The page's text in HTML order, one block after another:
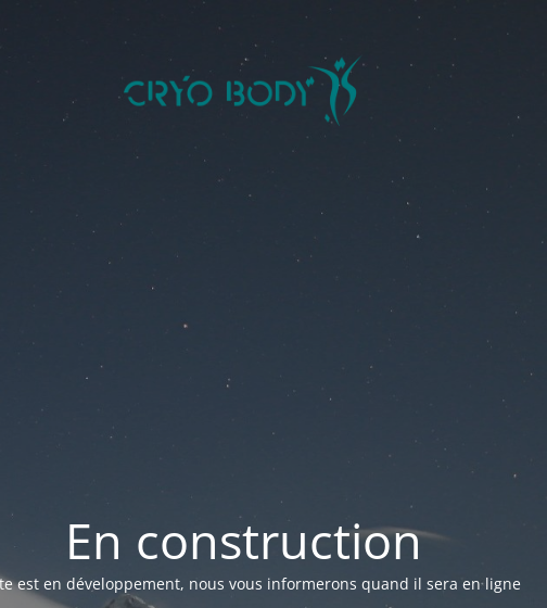
En construction
est en développement, nous vous informerons quand il sera en ligne